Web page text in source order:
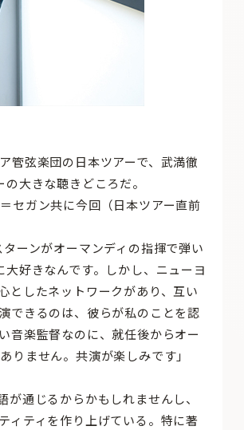
管弦楽団の日本ツアーで、武満徹
大きな聴きどころだ。
セガン共に今回（日本ツアー直前
ーンがオーマンディの指揮で弾い
好きなんです。しかし、ニューヨ
としたネットワークがあり、互い
できるのは、彼らが私のことを認
音楽監督なのに、就任後からオー
りません。共演が楽しみです」
通じるからかもしれませんし、
ィティを作り上げている。特に著